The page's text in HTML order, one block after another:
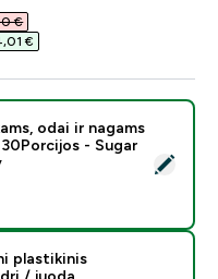
€‎
€‎
plaukams, odai ir
odai ir nagams
- Sugar
plastikinis
/ juoda